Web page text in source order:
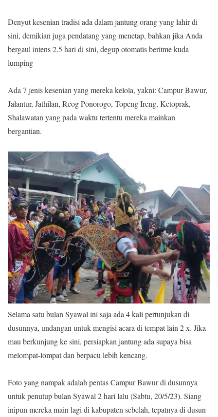
Denyut kesenian tradisi ada dalam jantung orang yang lahir di
sini, demikian juga pendatang yang menetap, bahkan jika Anda
bergaul intens 2.5 hari di sini, degup otomatis beritme kuda
lumping
Ada 7 jenis kesenian yang mereka kelola, yakni: Campur Bawur,
Jalantur, Jathilan, Reog Ponorogo, Topeng Ireng, Ketoprak,
Shalawatan yang pada waktu tertentu mereka mainkan
bergantian.
Selama satu bulan Syawal ini saja ada 4 kali pertunjukan di
dusunnya, undangan untuk mengisi acara di tempat lain 2 x. Jika
mau berkunjung ke sini, persiapkan jantung ada supaya bisa
melompat-lompat dan berpacu lebih kencang.
Foto yang nampak adalah pentas Campur Bawur di dusunnya
untuk penutup bulan Syawal 2 hari lalu (Sabtu, 20/5/23). Siang
inipun mereka main lagi di kabupaten sebelah, tepatnya di dusun